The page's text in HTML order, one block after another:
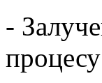
-